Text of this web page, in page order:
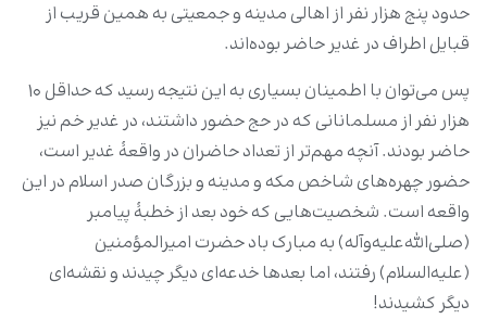
حدود پنج هزار نفر از اهالی مدینه و جمعیتی به همین قریب از
قبایل اطراف در غدیر حاضر بوده‌اند.
پس می‌توان با اطمینان بسیاری به این نتیجه رسید که حداقل ۱۰
هزار نفر از مسلمانانی که در حج حضور داشتند، در غدیر خم نیز
حاضر بودند. آنچه مهم‌تر از تعداد حاضران در واقعۀ غدیر است،
حضور چهره‌های شاخص مکه و مدینه و بزرگان صدر اسلام در این
واقعه است. شخصیت‌هایی که خود بعد از خطبۀ پیامبر
(صلی‌الله‌علیه‌وآله) به مبارک باد حضرت امیرالمؤمنین
(علیه‌السلام) رفتند، اما بعدها خدعه‌ای دیگر چیدند و نقشه‌ای
دیگر کشیدند!